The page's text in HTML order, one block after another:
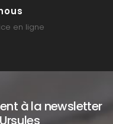
en ligne
à la newsletter